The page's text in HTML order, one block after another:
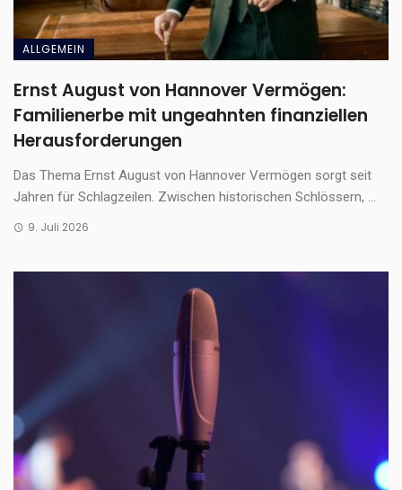
ALLGEMEIN
Ernst August von Hannover Vermögen:
Familienerbe mit ungeahnten finanziellen
Herausforderungen
Das Thema Ernst August von Hannover Vermögen sorgt seit
Jahren für Schlagzeilen. Zwischen historischen Schlössern, ...
9. Juli 2026